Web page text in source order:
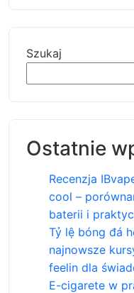
Szukaj
Ostatnie
Recenzja
cool –
baterii i
Tỷ lệ bóng đá
najnowsze
feelin dla
E-cigarete w